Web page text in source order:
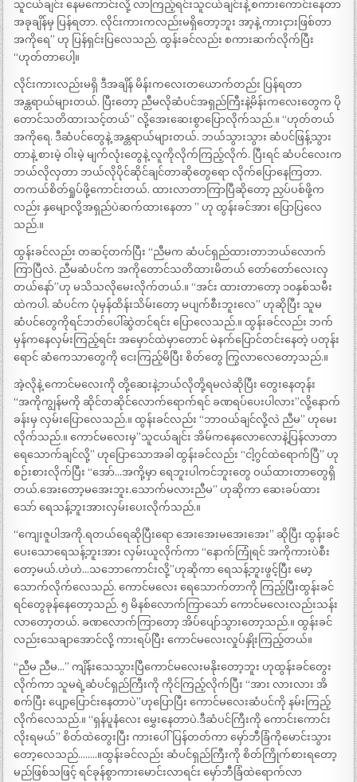
သူငယ်ချင်း နေမကောင်းလို့ လာကြည့်ရင်းသူငယ်ချင်းနဲ့ စကားကောင်းနေတာ
အခုချိန်မှ ပြန်ရတာ. လိုင်းကားကလည်းမရှိတော့ဘူး အာ့နဲ့ ကားငှားဖြစ်တာ
အကိုရေ” ဟု ပြန်ရှင်းပြလေသည်. ထွန်းခင်လည်း စကားဆက်လိုက်ပြီး
“ဟုတ်တာပေါ့။
လိုင်းကားလည်းမရှိ ဒီအချိန် မိန်းကလေးတယောက်တည်း ပြန်ရတာ
အန္တရာယ်များတယ်. ပြီးတော့ ညီမလိုဆံပင်အရှည်ကြီးနဲ့မိန်းကလေးတွေက ပို
တောင်သတိထားသင့်တယ်” လို့အေးဆေးစွာပြောလိုက်သည်.။ “ဟုတ်တယ်
အကိုရေ. ဒီဆံပင်တွေနဲ့ အန္တရာယ်များတယ်. ဘယ်သွားသွား ဆံပင်ဖြန့်သွား
တာနဲ့ စားမဲ့ ဝါးမဲ့ မျက်လုံးတွေနဲ့ လူကိုလိုက်ကြည့်လိုက်. ပြီးရင် ဆံပင်လေးက
ဘယ်လိုလှတာ ဘယ်လိုပိုင်ဆိုင်ချင်တာဆိုတွေရော လိုက်ပြောနေကြတာ.
တကယ်စိတ်ရှုပ်ဖို့ကောင်းတယ်. ထားလာတာကြာပြီဆိုတော့ ညှပ်ပစ်ဖို့က
လည်း နှမျောလို့အရှည်ပဲဆက်ထားနေတာ ” ဟု ထွန်းခင်အား ပြောပြလေ
သည်.။
ထွန်းခင်လည်း တဆင့်တက်ပြီး “ညီမက ဆံပင်ရှည်ထားတာဘယ်လောက်
ကြာပြီလဲ. ညီမဆံပင်က အကိုတောင်သတိထားမိတယ် တော်တော်လေးလှ
တယ်နော်”ဟု မသိသလိုမေးလိုက်တယ်.။ “အင်း ထားတာတော့ ၁၀နှစ်သမီး
ထဲကပါ. ဆံပင်က ပုံမှန်ထိန်းသိမ်းတော့ မပျက်စီးဘူးလေ” ဟုဆိုပြီး သူမ
ဆံပင်တွေကိုရင်ဘတ်ပေါ်ဆွဲတင်ရင်း ပြောလေသည်.။ ထွန်းခင်လည်း ဘက်
မှန်ကနေလှမ်းကြည့်ရင်း အမှောင်ထဲမှာတောင် မဲနက်ပြောင်တင်းနေတဲ့ ပတုန်း
ရောင် ဆံကေသာတွေကို ငေးကြည့်မိပြီး စိတ်တွေ ကြွလာလေတော့သည်.။
အဲ့လိုနဲ့ ကောင်မလေးကို တို့ဆေးနဲ့ဘယ်လိုတို့ရမလဲဆိုပြီး တွေးနေတုန်း
“အကိုကျွန်မကို ဆိုင်တဆိုင်လောက်ရောက်ရင် ခဏရပ်ပေးပါလား”လို့နောက်
ခန်းမှ လှမ်းပြောလေသည်.။ ထွန်းခင်လည်း “ဘာဝယ်ချင်လို့လဲ ညီမ” ဟုမေး
လိုက်သည်.။ ကောင်မလေးမှ”သူငယ်ချင်း အိမ်ကနေလောလောနဲ့ပြန်လာတာ
ရေသောက်ချင်လို့” ဟုပြောသောအခါ ထွန်းခင်လည်း “ငါ့ဂွင်ထဲရောက်ပြီ” ဟု
စဉ်းစားလိုက်ပြီး “အော်…အကို့မှာ ရေဘူးပါကင်ဘူးတွေ ဝယ်ထားတာတွေရှိ
တယ်.အေးတော့မအေးဘူး.သောက်မလားညီမ” ဟုဆိုကာ ဆေးခပ်ထား
သော် ရေသန့်ဘူးအားလှမ်းပေးလိုက်သည်.။
“ကျေးဇူပါအကို.ရတယ်ရေဆိုပြီးရော အေးအေးမအေးအေး” ဆိုပြီး ထွန်းခင်
ပေးသောရေသန့်ဘူးအား လှမ်းယူလိုက်ကာ “နောက်ကြုံရင် အကိုကားပဲစီး
တော့မယ်.ဟဲဟဲ…သဘောကောင်းလို့”ဟုဆိုကာ ရေသန့်ဘူးဖွင့်ပြီး မော့
သောက်လိုက်လေသည်. ကောင်မလေး ရေသောက်တာကို ကြည့်ပြီးထွန်းခင်
ရင်တွေခုန်နေတော့သည်. ၅ မိနစ်လောက်ကြာသော် ကောင်မလေးလည်းသန်း
လာတော့တယ်. ခဏလောက်ကြာတော့ အိပ်ပျော်သွားတော့သည်.။ ထွန်းခင်
လည်းသေချာအောင်လို့ ကားရပ်ပြီး ကောင်မလေးလှုပ်နှိုးကြည့်တယ်။
“ညီမ ညီမ…” ကျိန်းသေသွားပြီကောင်မလေးမနိုးတော့ဘူး ဟုထွန်းခင်တွေး
လိုက်ကာ သူမရဲ့ဆံပင်ရှည်ကြီးကို ကိုင်ကြည့်လိုက်ပြီး “အား လားလား အိ
စက်ပြီး ပျော့ပြောင်းနေတာပဲ”ဟုပြောပြီး ကောင်မလေးဆံပင်ကို နမ်းကြည့်
လိုက်လေသည်.။ “ရှန်ပူနံလေး မွှေးနေတာပဲ.ဒီဆံပင်ကြီးကို ကောင်းကောင်း
လိုးရမယ်” စိတ်ထဲတွေးပြီး ကားပေါ်ပြန်တတ်ကာ မှော်ဘီခြံကိုမောင်းသွား
တော့လေသည်……..။ထွန်းခင်လည်း ဆံပင်ရှည်ကြီးကို စိတ်ကြိုက်စားရတော့
မည်ဖြစ်သဖြင့် ရင်ခုန်စွာကားမောင်းလာရင်း မှော်ဘီခြံထဲရောက်လာ